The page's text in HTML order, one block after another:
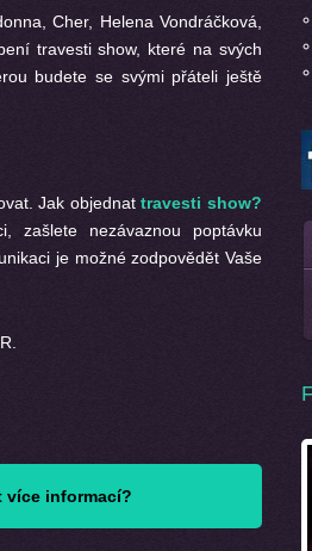
Cher, Helena Vondráčková,
travesti show, které na svých
budete se svými přáteli ještě
Jak objednattravesti show?
zašlete nezávaznou poptávku
je možné zodpovědět Vaše
více informací?